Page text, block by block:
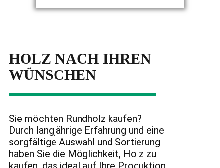
HOLZ NACH IHREN
WÜNSCHEN
Sie möchten Rundholz kaufen?
Durch langjährige Erfahrung und eine
sorgfältige Auswahl und Sortierung
haben Sie die Möglichkeit, Holz zu
kaufen, das ideal auf Ihre Produktion